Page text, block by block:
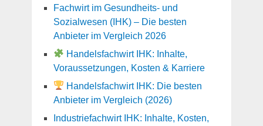
Fachwirt im Gesundheits- und
Sozialwesen (IHK) – Die besten
Anbieter im Vergleich 2026
Handelsfachwirt IHK: Inhalte,
Voraussetzungen, Kosten & Karriere
Handelsfachwirt IHK: Die besten
Anbieter im Vergleich (2026)
Industriefachwirt IHK: Inhalte, Kosten,